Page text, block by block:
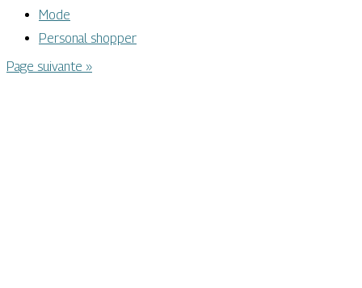
Mode
Personal shopper
Page suivante »